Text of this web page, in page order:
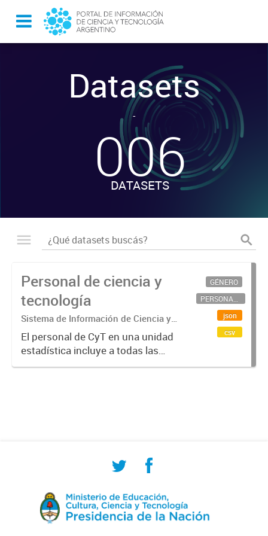
Datasets
-
006
DATASETS
Personal de ciencia y
tecnología
Sistema de Información de Ciencia y
Tecnología Argentino (SICYTAR)
El personal de CyT en una unidad
estadística incluye a todas las
personas involucradas
GÉNERO
PERSONAL CIENTÍFICO-TECNOLÓGICO
json
csv